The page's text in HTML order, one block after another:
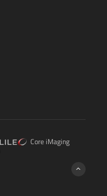
Core iMaging